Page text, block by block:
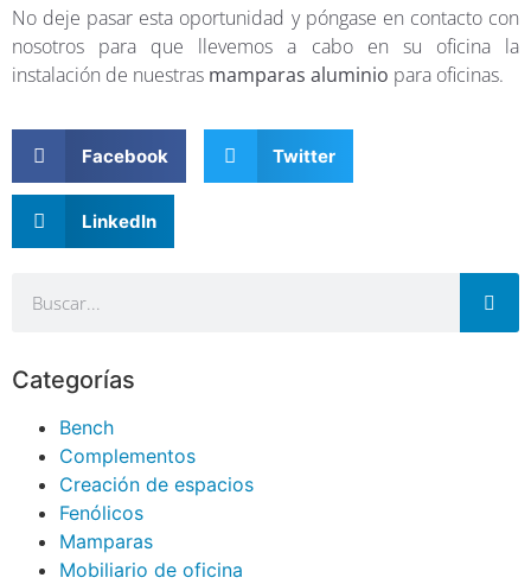
No deje pasar esta oportunidad y póngase en contacto con
nosotros para que llevemos a cabo en su oficina la
instalación de nuestras mamparas aluminio para oficinas.
Facebook Twitter
LinkedIn
Categorías
Bench
Complementos
Creación de espacios
Fenólicos
Mamparas
Mobiliario de oficina